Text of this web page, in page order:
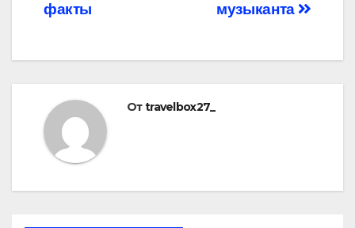
музыканта
факты
Отtravelbox27_